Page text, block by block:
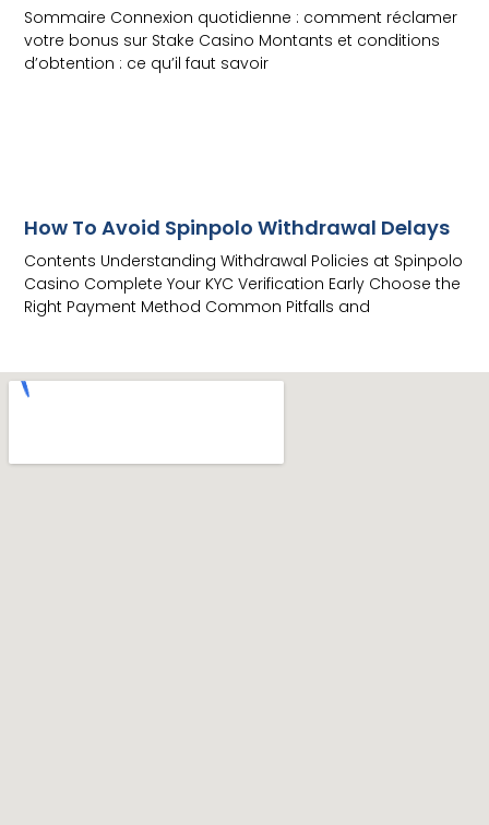
Sommaire Connexion quotidienne : comment réclamer
votre bonus sur Stake Casino Montants et conditions
d’obtention : ce qu’il faut savoir
How To Avoid Spinpolo Withdrawal Delays
Contents Understanding Withdrawal Policies at Spinpolo
Casino Complete Your KYC Verification Early Choose the
Right Payment Method Common Pitfalls and